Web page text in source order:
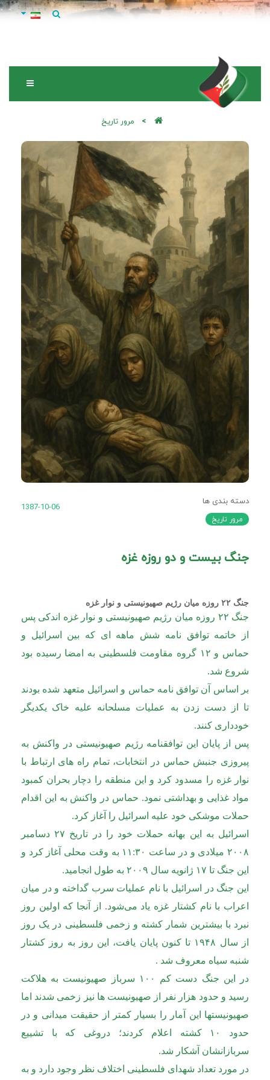
مرور تاریخ
1387-10-06 دسته بندی ها
مرور تاریخ
جنگ بیست و دو روزه غزه
جنگ ۲۲ روزه میان رژیم صهیونیستی و نوار غزه
جنگ ۲۲ روزه میان رژیم صهیونیستی و نوار غزه اندکی پس
از خاتمه توافق نامه شش ماهه ای که بین اسرائیل و
حماس و ۱۲ گروه مقاومت فلسطینی به امضا رسیده بود
شروع شد.
بر اساس آن توافق نامه حماس و اسرائیل متعهد شده بودند
تا از دست زدن به عملیات مسلحانه علیه خاک یکدیگر
خودداری کنند.
پس از پایان این توافقنامه رژیم صهیونیستی در واکنش به
پیروزی جنبش حماس در انتخابات، تمام راه های ارتباط با
نوار غزه را مسدود کرد و این منطقه را دچار بحران کمبود
مواد غذایی و بهداشتی نمود. حماس در واکنش به این اقدام
حملات موشکی خود علیه اسرائیل را آغاز کرد.
اسرائیل به این بهانه حملات خود را در تاریخ ۲۷ دسامبر
۲۰۰۸ میلادی و در ساعت ۱۱:۳۰ به وقت محلی آغاز کرد و
این جنگ تا ۱۷ ژانویه سال ۲۰۰۹ به طول انجامید.
این جنگ در اسرائیل با نام عملیات سرب گداخته و در میان
اعراب با نام کشتار غزه یاد می‌شود. از آنجا که اولین روز
نبرد با بیشترین شمار کشته و زخمی فلسطینی در یک روز
از سال ۱۹۴۸ تا کنون پایان یافت، این روز به روز کشتار
شنبه سیاه معروف شد .
در این جنگ دست کم ۱۰۰ سرباز صهیونیست به هلاکت
رسید و حدود هزار نفر از صهیونیست ها نیز زخمی شدند اما
صهیونیستها این آمار را بسیار کمتر از حقیقت میدانی و در
حدود ۱۰ کشته اعلام کردند؛ دروغی که با تشییع
سربازانشان آشکار شد.
در مورد تعداد شهدای فلسطینی اختلاف نظر وجود دارد و به